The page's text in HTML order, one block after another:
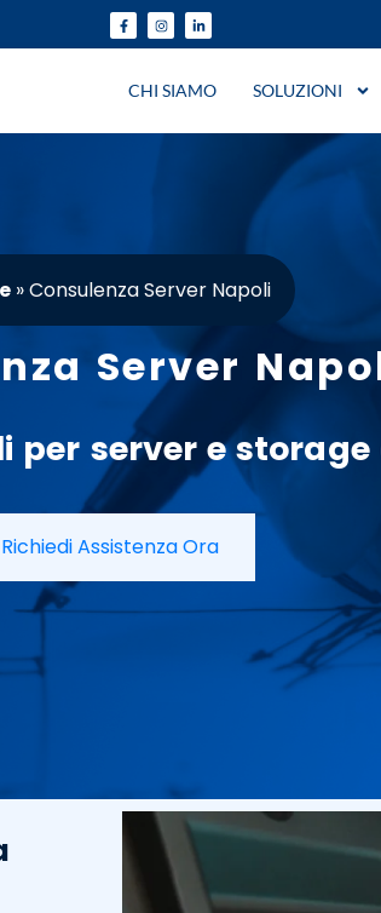
CHI SIAMO SOLUZIONI
»Consulenza Server Napoli
Server
per server estorage
Richiedi Assistenza Ora